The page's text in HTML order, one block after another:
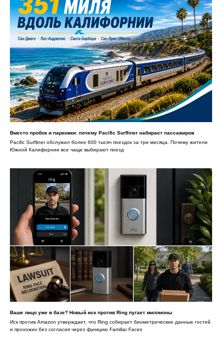
Вместо пробок и парковки: почему Pacific Surfliner набирает пассажиров
Pacific Surfliner обслужил более 600 тысяч поездок за три месяца. Почему жители
Южной Калифорнии все чаще выбирают поезд
Ваше лицо уже в базе? Новый иск против Ring пугает миллионы
Иск против Amazon утверждает, что Ring собирает биометрические данные гостей
и прохожих без согласия через функцию Familiar Faces